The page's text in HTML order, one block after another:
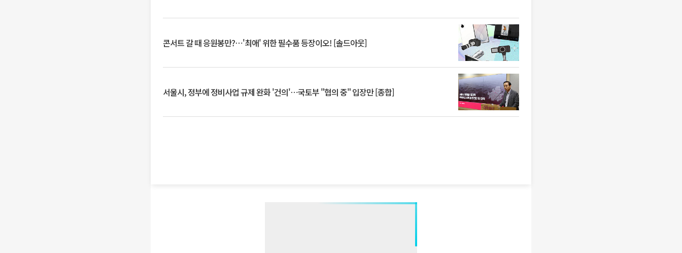
콘서트 갈 때 응원봉만?⋯'최애' 위한 필수품 등장이오! [솔드아웃]
서울시, 정부에 정비사업 규제 완화 '건의'⋯국토부 "협의 중" 입장만 [종합]